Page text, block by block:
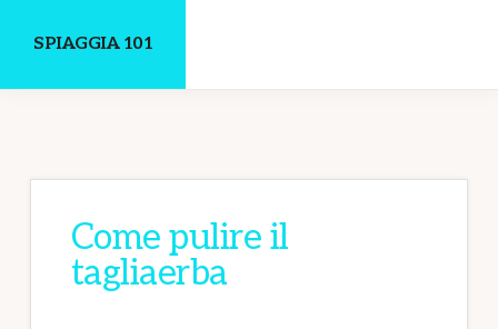
main
primary
SPIAGGIA 101
Dove
DiscutereCome pulire il
tagliaerba